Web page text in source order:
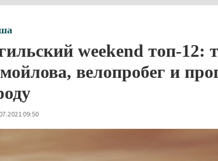
weekend топ-12:
велопробег и
09:50